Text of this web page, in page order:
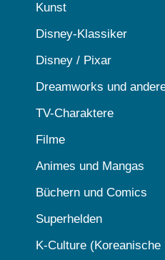
Kunst
Disney-Klassiker
Disney / Pixar
Dreamworks und
TV-Charaktere
Filme
Animes und Mangas
Büchern und Comics
Superhelden
K-Culture (Koreanische